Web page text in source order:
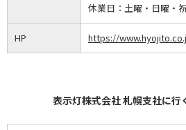
休業日： 土曜・日曜・
HP https://
表示灯株式会社 札幌支社に行